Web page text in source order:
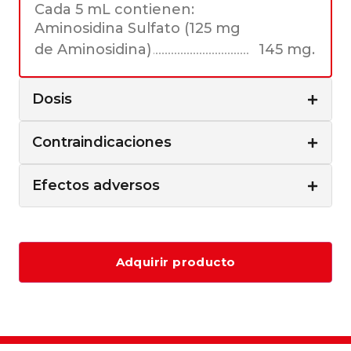
Cada 5 mL contienen:
Aminosidina Sulfato (125 mg
de Aminosidina)
145 mg.
Dosis
Contraindicaciones
Efectos adversos
Adquirir producto